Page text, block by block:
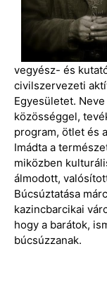
vegyész- és
civilszervezeti
Egyesületet.
közösséggel,
program, ötlet és
Imádta a
miközben
álmodott,
Búcsúztatása
kazincbarcikai
hogy a barátok,
búcsúzzanak.